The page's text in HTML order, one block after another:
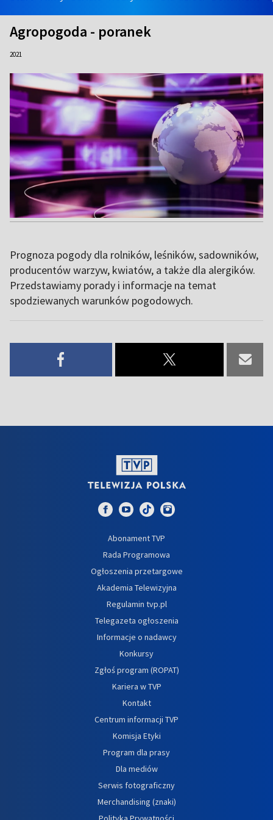
Agropogoda - poranek
2021
Prognoza pogody dla rolników, leśników, sadowników,
producentów warzyw, kwiatów, a także dla alergików.
Przedstawiamy porady i informacje na temat
spodziewanych warunków pogodowych.
Abonament TVP
Rada Programowa
Ogłoszenia przetargowe
Akademia Telewizyjna
Regulamin tvp.pl
Telegazeta ogłoszenia
Informacje o nadawcy
Konkursy
Zgłoś program (ROPAT)
Kariera w TVP
Kontakt
Centrum informacji TVP
Komisja Etyki
Program dla prasy
Dla mediów
Serwis fotograficzny
Merchandising (znaki)